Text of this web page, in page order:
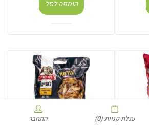
הוספה לסל
עגלת קניות(0) התחבר